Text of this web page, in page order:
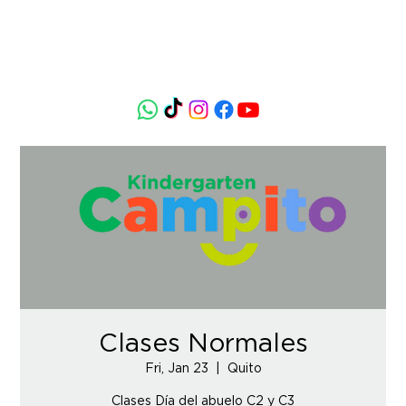
Clases Normales
Fri, Jan 23 Quito
Clases Día del abuelo C2 y C3